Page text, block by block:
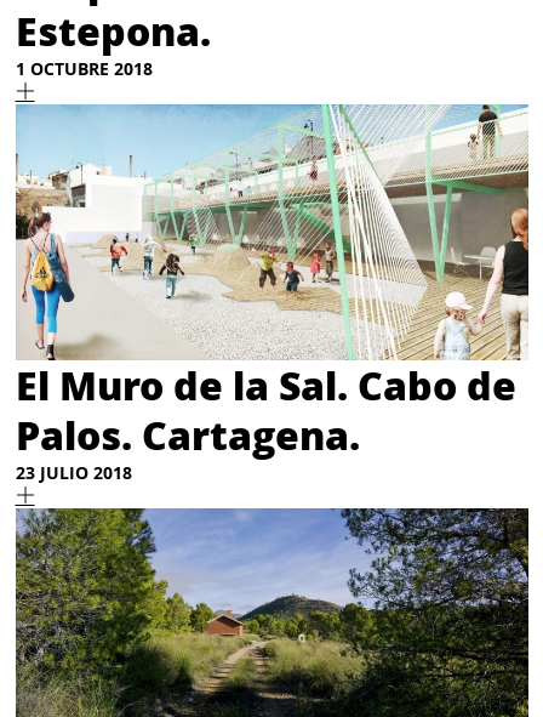
Estepona.
1 OCTUBRE 2018
El Muro de la Sal. Cabo de
Palos. Cartagena.
23 JULIO 2018